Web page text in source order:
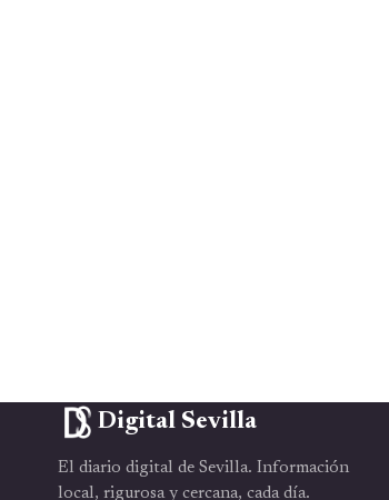
Digital Sevilla
El diario digital de Sevilla. Información
local, rigurosa y cercana, cada día.